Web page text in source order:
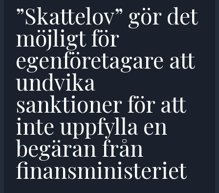
”Skattelov” gör det
möjligt för
egenföretagare att
undvika
sanktioner för att
inte uppfylla en
begäran från
finansministeriet